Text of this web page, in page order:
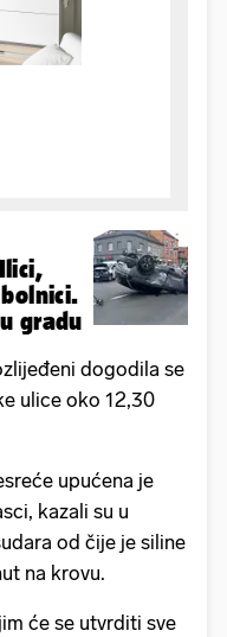
gradu
dogodila se
ulice oko 12,30
upućena je
kazali su u
od čije je siline
na krovu.
će se utvrditi sve